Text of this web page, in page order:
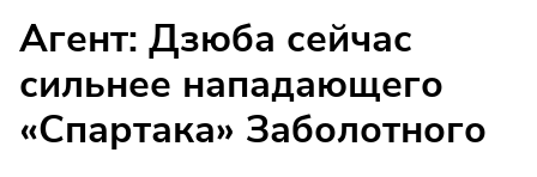
Агент: Дзюба сейчас
сильнее нападающего
«Спартака» Заболотного